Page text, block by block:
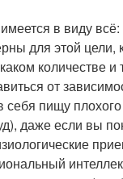
в виду
для этой цели,
количестве и
от
пищу плохого
даже если вы